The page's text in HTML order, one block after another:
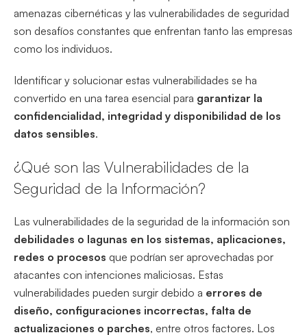
amenazas cibernéticas y las vulnerabilidades de seguridad
son desafíos constantes que enfrentan tanto las empresas
como los individuos.
Identificar y solucionar estas vulnerabilidades se ha
convertido en una tarea esencial para garantizar la
confidencialidad, integridad y disponibilidad de los
datos sensibles.
¿Qué son las Vulnerabilidades de la
Seguridad de la Información?
Las vulnerabilidades de la seguridad de la información son
debilidades o lagunas en los sistemas, aplicaciones,
redes o procesos que podrían ser aprovechadas por
atacantes con intenciones maliciosas. Estas
vulnerabilidades pueden surgir debido a errores de
diseño, configuraciones incorrectas, falta de
actualizaciones o parches, entre otros factores. Los